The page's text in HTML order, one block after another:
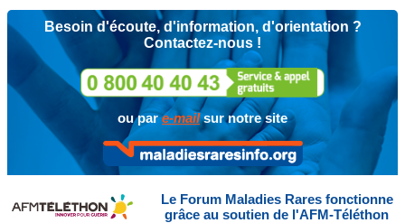
Besoin d'écoute, d'information, d'orientation ?
Contactez-nous !
ou pare-mailsur notre site
Le Forum Maladies Rares fonctionne
grâce au soutien de l'AFM-Téléthon